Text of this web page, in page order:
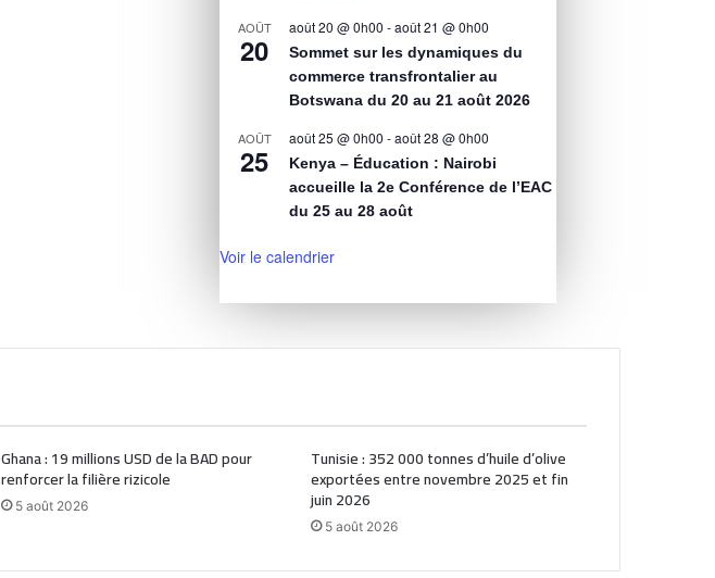
AOÛT
20
août 20 @ 0h00 -août 21 @ 0h00
Sommet sur les dynamiques du
commerce transfrontalier au
Botswana du 20 au 21 août 2026
AOÛT
25
août 25 @ 0h00 -août 28 @ 0h00
Kenya – Éducation : Nairobi
accueille la 2e Conférence de l’EAC
du 25 au 28 août
Voir le calendrier
Ghana : 19 millions USD de la BAD pour
renforcer la filière rizicole
5 août 2026
Tunisie : 352 000 tonnes d’huile d’olive
exportées entre novembre 2025 et fin
juin 2026
5 août 2026